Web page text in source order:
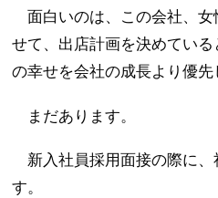
面白いのは、この会社、
せて、出店計画を決めてい
の幸せを会社の成長より優先
まだあります。
新入社員採用面接の際に
す。